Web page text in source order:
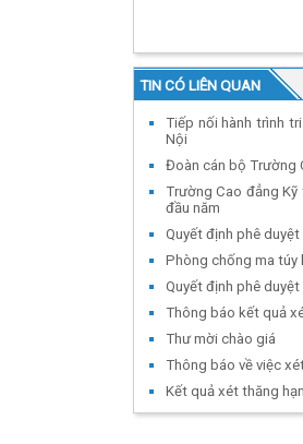
TIN CÓ LIÊN QUAN
Tiếp nối hành trình
Nội
Đoàn cán bộ Trường
Trường Cao đẳng Kỹ
đầu năm
Quyết định phê
Phòng chống ma túy
Quyết định phê
Thông báo kết quả
Thư mời chào giá
Thông báo về việc
Kết quả xét thăng